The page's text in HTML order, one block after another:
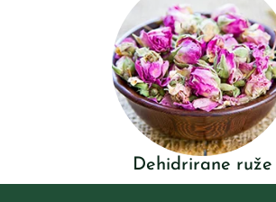
Dehidrirane ruže